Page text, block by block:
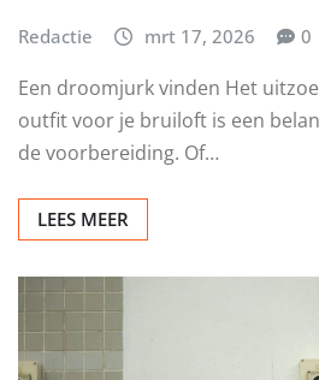
Redactie mrt 17, 2026 0
Een droomjurk vinden Het
outfit voor je bruiloft is een
de voorbereiding. Of…
LEES MEER